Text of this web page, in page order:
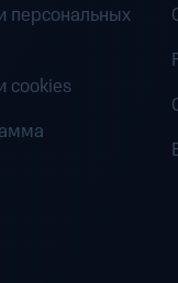
персональных
cookies